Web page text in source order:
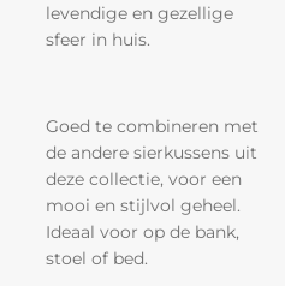
levendige en gezellige
sfeer in huis.
Goed te combineren met
de andere sierkussens uit
deze collectie, voor een
mooi en stijlvol geheel.
Ideaal voor op de bank,
stoel of bed.